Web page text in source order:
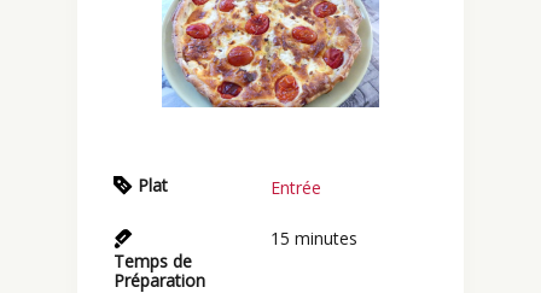
Plat Entrée
Temps de
Préparation
15 minutes